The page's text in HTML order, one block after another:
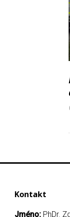
Kontakt
Jméno: PhDr.